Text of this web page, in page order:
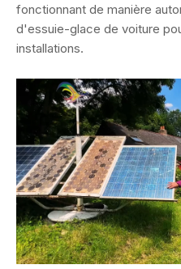
fonctionnant de manière
d'essuie-glace de voiture
installations.